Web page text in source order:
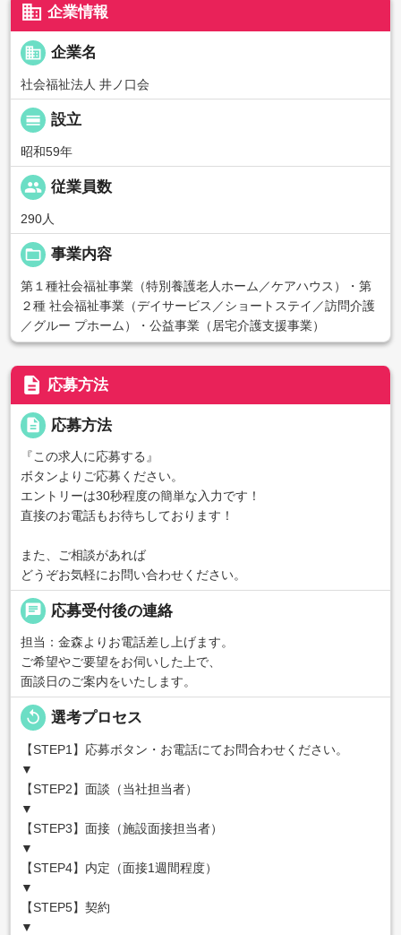
business 企業情報
business 企業名
社会福祉法人 井ノ口会
calendar_view_day 設立
昭和59年
people 従業員数
290人
folder_open 事業内容
第１種社会福祉事業（特別養護老人ホーム／ケアハウス）・第
２種 社会福祉事業（デイサービス／ショートステイ／訪問介護
／グルー プホーム）・公益事業（居宅介護支援事業）
description 応募方法
description 応募方法
『この求人に応募する』
ボタンよりご応募ください。
エントリーは30秒程度の簡単な入力です！
直接のお電話もお待ちしております！
また、ご相談があれば
どうぞお気軽にお問い合わせください。
chat 応募受付後の連絡
担当：金森よりお電話差し上げます。
ご希望やご要望をお伺いした上で、
面談日のご案内をいたします。
replay 選考プロセス
【STEP1】応募ボタン・お電話にてお問合わせください。
▼
【STEP2】面談（当社担当者）
▼
【STEP3】面接（施設面接担当者）
▼
【STEP4】内定（面接1週間程度）
▼
【STEP5】契約
▼